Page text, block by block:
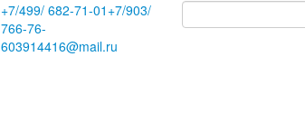
+7/499/ 682-71-01 +7/903/
766-76-
603914416@mail.ru